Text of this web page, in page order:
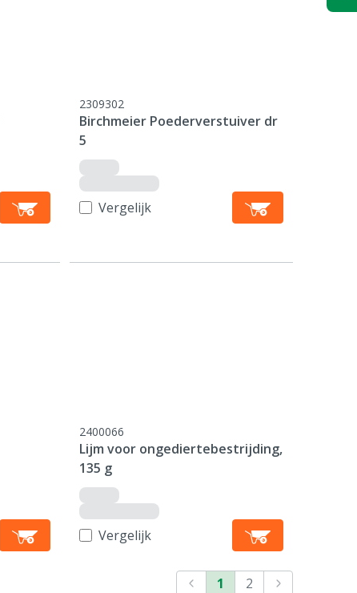
2309302
Birchmeier Poederverstuiver dr
5
Vergelijk
2400066
Lijm voor ongediertebestrijding,
135 g
Vergelijk
1
2